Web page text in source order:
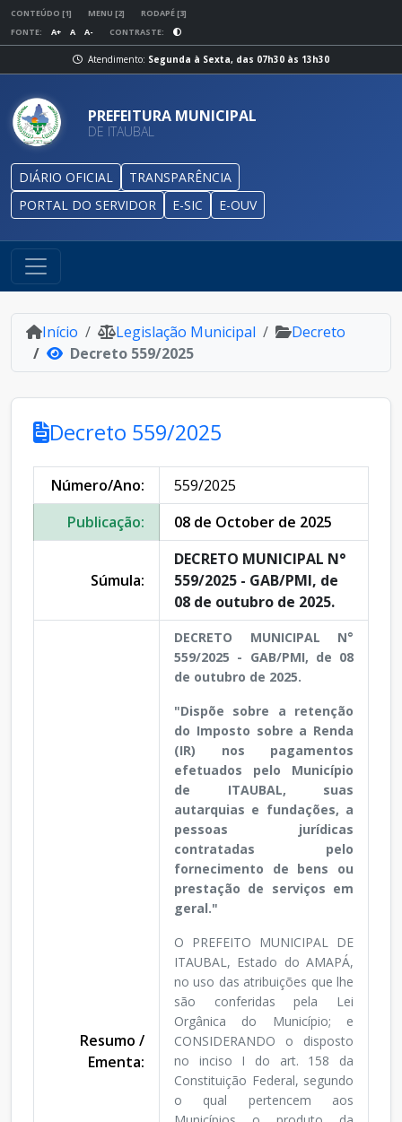
CONTEÚDO [1] MENU [2]
RODAPÉ [3]
FONTE:
A+ A A- CONTRASTE:
Atendimento: Segunda à Sexta, das 07h30 às 13h30
PREFEITURA MUNICIPAL
DE ITAUBAL
DIÁRIO OFICIAL
TRANSPARÊNCIA
PORTAL DO SERVIDOR
E-SIC E-OUV
Início Legislação Municipal
Decreto
Decreto 559/2025
Decreto 559/2025
Número/Ano:
559/2025
Publicação:
08 de October de 2025
Súmula:
DECRETO MUNICIPAL N°
559/2025 - GAB/PMI, de
08 de outubro de 2025.
Resumo /
Ementa:
DECRETO MUNICIPAL N°
559/2025 - GAB/PMI, de 08
de outubro de 2025.
"Dispõe sobre a retenção
do Imposto sobre a Renda
(IR) nos pagamentos
efetuados pelo Município
de ITAUBAL, suas
autarquias e fundações, a
pessoas jurídicas
contratadas pelo
fornecimento de bens ou
prestação de serviços em
geral."
O PREFEITO MUNICIPAL DE
ITAUBAL, Estado do AMAPÁ,
no uso das atribuições que lhe
são conferidas pela Lei
Orgânica do Município; e
CONSIDERANDO o disposto
no inciso I do art. 158 da
Constituição Federal, segundo
o qual pertencem aos